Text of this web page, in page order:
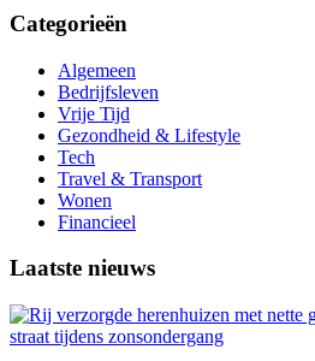
Categorieën
Algemeen
Bedrijfsleven
Vrije Tijd
Gezondheid & Lifestyle
Tech
Travel & Transport
Wonen
Financieel
Laatste nieuws